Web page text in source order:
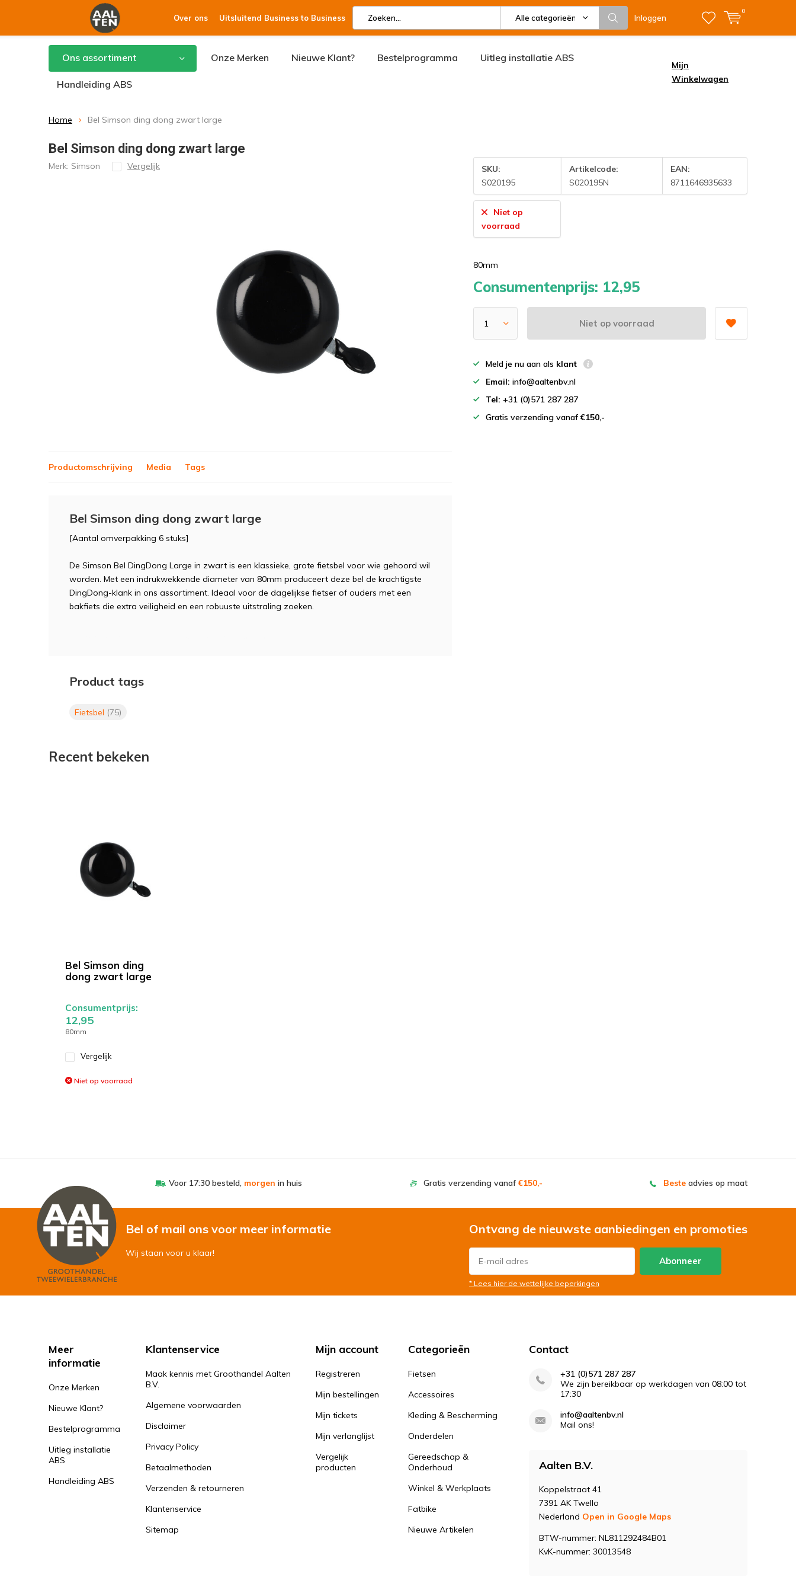
Over ons Uitsluitend Business to Business Alle categorieën Inloggen
0
Ons assortiment Onze Merken Nieuwe Klant? Bestelprogramma Uitleg installatie ABS
Handleiding ABS
Mijn
Winkelwagen
Home Bel Simson ding dong zwart large
Bel Simson ding dong zwart large
Merk: Simson Vergelijk
SKU:
S020195
Artikelcode:
S020195N
EAN:
8711646935633
Niet op
voorraad
80mm
Consumentenprijs: 12,95
Niet op voorraad
Meld je nu aan als klant
Email: info@aaltenbv.nl
Tel: +31 (0)571 287 287
Gratis verzending vanaf€150,-
Productomschrijving Media Tags
Bel Simson ding dong zwart large
[Aantal omverpakking 6 stuks]
De Simson Bel DingDong Large in zwart is een klassieke, grote fietsbel voor wie gehoord wil
worden. Met een indrukwekkende diameter van 80mm produceert deze bel de krachtigste
DingDong-klank in ons assortiment. Ideaal voor de dagelijkse fietser of ouders met een
bakfiets die extra veiligheid en een robuuste uitstraling zoeken.
Product tags
Fietsbel (75)
Recent bekeken
Bel Simson ding
dong zwart large
Consumentprijs:
12,95
80mm
Vergelijk
Niet op voorraad
Voor 17:30 besteld, morgen in huis Gratis verzending vanaf€150,- Beste advies op maat
Bel of mail ons voor meer informatie
Wij staan voor u klaar!
Ontvang de nieuwste aanbiedingen en promoties
Abonneer
* Lees hier de wettelijke beperkingen
Meer
informatie
Onze Merken
Nieuwe Klant?
Bestelprogramma
Uitleg installatie
ABS
Handleiding ABS
Klantenservice
Maak kennis met Groothandel Aalten
B.V.
Algemene voorwaarden
Disclaimer
Privacy Policy
Betaalmethoden
Verzenden & retourneren
Klantenservice
Sitemap
Mijn account
Registreren
Mijn bestellingen
Mijn tickets
Mijn verlanglijst
Vergelijk
producten
Categorieën
Fietsen
Accessoires
Kleding & Bescherming
Onderdelen
Gereedschap &
Onderhoud
Winkel & Werkplaats
Fatbike
Nieuwe Artikelen
Contact
+31 (0)571 287 287
We zijn bereikbaar op werkdagen van 08:00 tot
17:30
info@aaltenbv.nl
Mail ons!
Aalten B.V.
Koppelstraat 41
7391 AK Twello
Nederland Open in Google Maps
BTW-nummer: NL811292484B01
KvK-nummer: 30013548